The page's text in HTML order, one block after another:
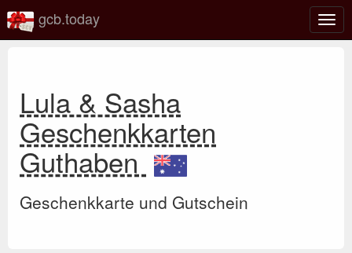
gcb.today
Lula & Sasha
Geschenkkarten
Guthaben
Geschenkkarte und Gutschein